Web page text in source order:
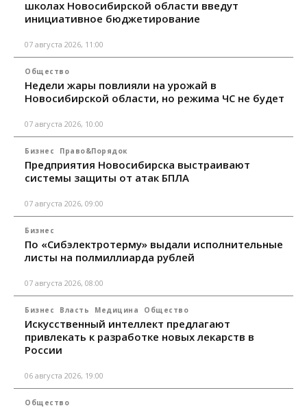
школах Новосибирской области введут
инициативное бюджетирование
07 августа 2026, 11:00
Общество
Недели жары повлияли на урожай в
Новосибирской области, но режима ЧС не будет
07 августа 2026, 10:00
Бизнес Право&Порядок
Предприятия Новосибирска выстраивают
системы защиты от атак БПЛА
07 августа 2026, 09:00
Бизнес
По «Сибэлектротерму» выдали исполнительные
листы на полмиллиарда рублей
07 августа 2026, 08:00
Бизнес Власть Медицина Общество
Искусственный интеллект предлагают
привлекать к разработке новых лекарств в
России
06 августа 2026, 19:00
Общество